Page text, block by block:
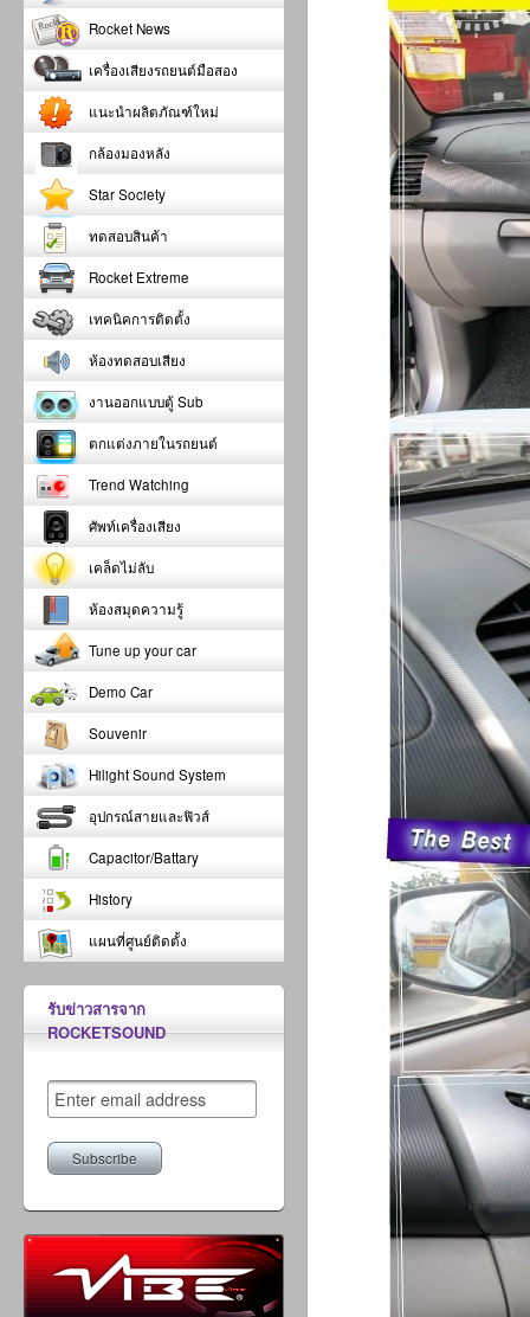
Rocket News
เครื่องเสียงรถยนต์มือสอง
แนะนำผลิตภัณฑ์ใหม่
กล้องมองหลัง
Star Society
ทดสอบสินค้า
Rocket Extreme
เทคนิคการติดตั้ง
ห้องทดสอบเสียง
งานออกแบบตู้ Sub
ตกแต่งภายในรถยนต์
Trend Watching
ศัพท์เครื่องเสียง
เคล็ดไม่ลับ
ห้องสมุดความรู้
Tune up your car
Demo Car
Souvenir
Hilight Sound System
อุปกรณ์สายและฟิวส์
Capacitor/Battary
History
แผนที่ศูนย์ติดตั้ง
รับข่าวสารจาก
ROCKETSOUND